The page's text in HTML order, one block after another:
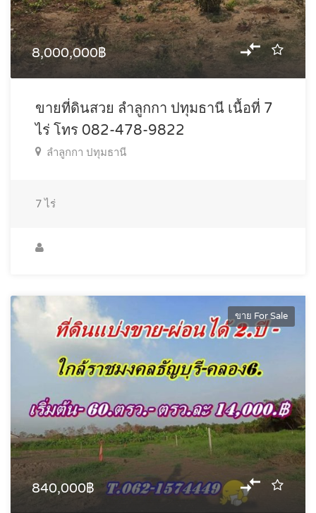
8,000,000฿
ขายที่ดินสวย ลำลูกกา ปทุมธานี เนื้อที่ 7
ไร่ โทร 082-478-9822
ลำลูกกา ปทุมธานี
7 ไร่
ขาย For Sale
840,000฿